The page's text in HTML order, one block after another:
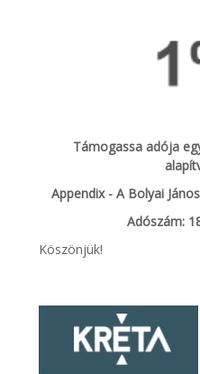
Támogassa adója
Appendix - A Bolyai
Adószám:
Köszönjük!